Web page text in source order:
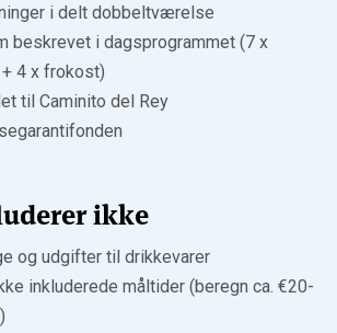
i delt dobbeltværelse
beskrevet i dagsprogrammet (7 x
4 x frokost)
til Caminito del Rey
ikke
og udgifter til drikkevarer
inkluderede måltider (beregn ca. €20-